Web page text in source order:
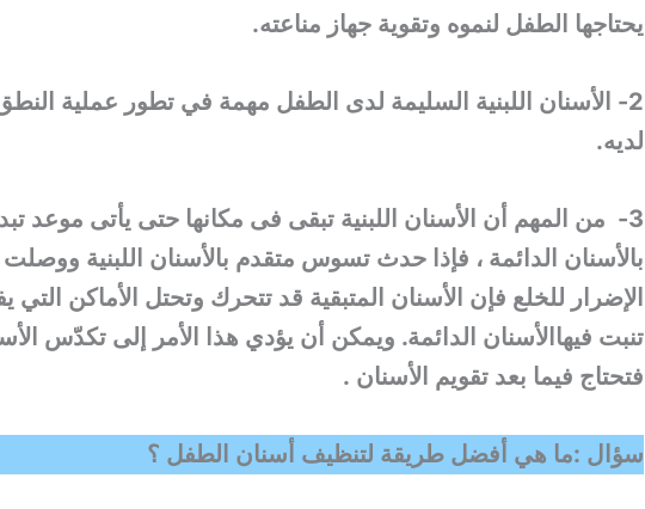
يحتاجها الطفل لنموه وتقوية جهاز مناعته.
2- الأسنان اللبنية السليمة لدى الطفل مهمة في تطور عملية
لديه.
3- من المهم أن الأسنان اللبنية تبقى فى مكانها حتى يأتى موعد
بالأسنان الدائمة ، فإذا حدث تسوس متقدم بالأسنان اللبنية
الإضرار للخلع فإن الأسنان المتبقية قد تتحرك وتحتل الأماكن
تنبت فيهاالأسنان الدائمة. ويمكن أن يؤدي هذا الأمر إلى تكدّس
فتحتاج فيما بعد تقويم الأسنان .
سؤال :ما هي أفضل طريقة لتنظيف أسنان الطفل ؟